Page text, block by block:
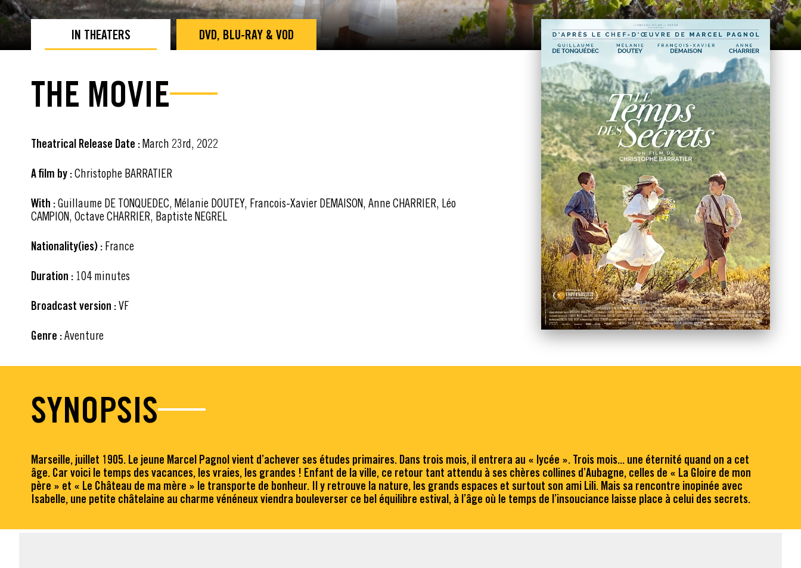
IN THEATERS DVD, BLU-RAY & VOD
THE MOVIE
Theatrical Release Date :March 23rd, 2022
A film by :Christophe BARRATIER
With :Guillaume DE TONQUEDEC, Mélanie DOUTEY, Francois-Xavier DEMAISON, Anne CHARRIER, Léo
CAMPION, Octave CHARRIER, Baptiste NEGREL
Nationality(ies) : France
Duration : 104 minutes
Broadcast version :VF
Genre :Aventure
SYNOPSIS
Marseille, juillet 1905. Le jeune Marcel Pagnol vient d’achever ses études primaires. Dans trois mois, il entrera au « lycée ». Trois mois... une éternité quand on a cet
âge. Car voici le temps des vacances, les vraies, les grandes ! Enfant de la ville, ce retour tant attendu à ses chères collines d’Aubagne, celles de « La Gloire de mon
père » et « Le Château de ma mère » le transporte de bonheur. Il y retrouve la nature, les grands espaces et surtout son ami Lili. Mais sa rencontre inopinée avec
Isabelle, une petite châtelaine au charme vénéneux viendra bouleverser ce bel équilibre estival, à l’âge où le temps de l’insouciance laisse place à celui des secrets.